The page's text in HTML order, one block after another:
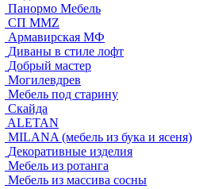
Панормо Мебель
СП ММZ
Армавирская МФ
Диваны в стиле лофт
Добрый мастер
Могилевдрев
Мебель под старину
Скайда
ALETAN
MILANA (мебель из бука и ясеня)
Декоративные изделия
Мебель из ротанга
Мебель из массива сосны